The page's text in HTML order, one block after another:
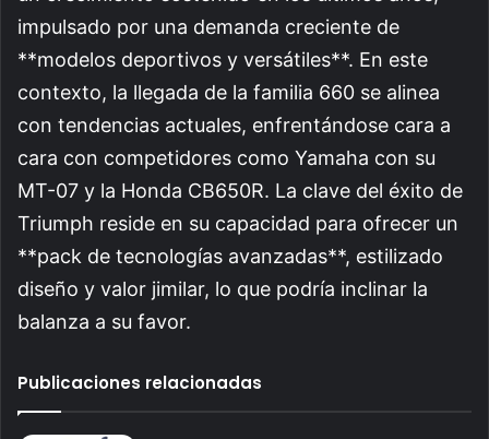
impulsado por una demanda creciente de
**modelos deportivos y versátiles**. En este
contexto, la llegada de la familia 660 se alinea
con tendencias actuales, enfrentándose cara a
cara con competidores como Yamaha con su
MT-07 y la Honda CB650R. La clave del éxito de
Triumph reside en su capacidad para ofrecer un
**pack de tecnologías avanzadas**, estilizado
diseño y valor jimilar, lo que podría inclinar la
balanza a su favor.
Publicaciones relacionadas